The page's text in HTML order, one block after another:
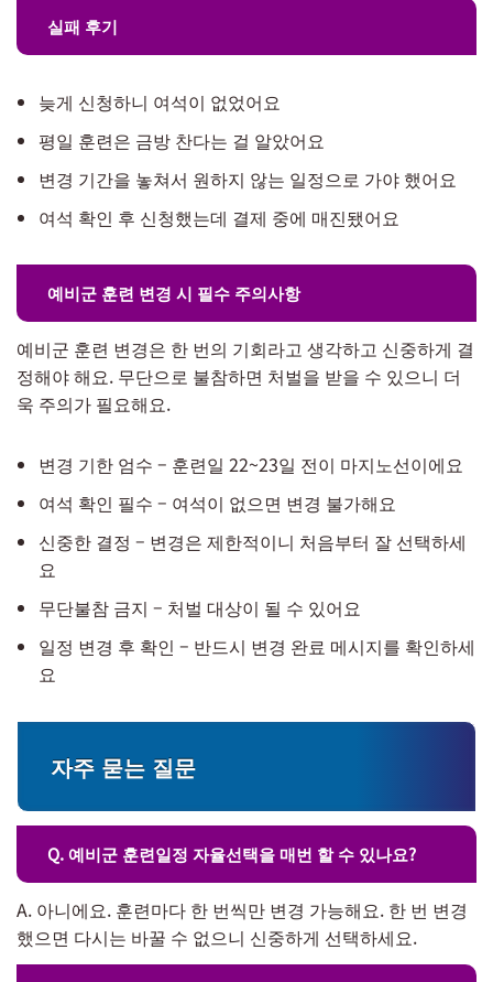
실패 후기
늦게 신청하니 여석이 없었어요
평일 훈련은 금방 찬다는 걸 알았어요
변경 기간을 놓쳐서 원하지 않는 일정으로 가야 했어요
여석 확인 후 신청했는데 결제 중에 매진됐어요
예비군 훈련 변경 시 필수 주의사항
예비군 훈련 변경은 한 번의 기회라고 생각하고 신중하게 결
정해야 해요. 무단으로 불참하면 처벌을 받을 수 있으니 더
욱 주의가 필요해요.
변경 기한 엄수 – 훈련일 22~23일 전이 마지노선이에요
여석 확인 필수 – 여석이 없으면 변경 불가해요
신중한 결정 – 변경은 제한적이니 처음부터 잘 선택하세
요
무단불참 금지 – 처벌 대상이 될 수 있어요
일정 변경 후 확인 – 반드시 변경 완료 메시지를 확인하세
요
자주 묻는 질문
Q. 예비군 훈련일정 자율선택을 매번 할 수 있나요?
A. 아니에요. 훈련마다 한 번씩만 변경 가능해요. 한 번 변경
했으면 다시는 바꿀 수 없으니 신중하게 선택하세요.